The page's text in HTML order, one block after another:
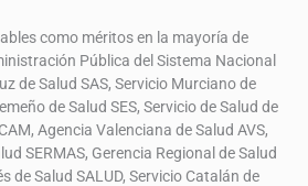
como méritos en la mayoría de
Pública del Sistema Nacional
de Salud SAS, Servicio Murciano de
de Salud SES, Servicio de Salud de
Agencia Valenciana de Salud AVS,
SERMAS, Gerencia Regional de Salud
de Salud SALUD, Servicio Catalán de